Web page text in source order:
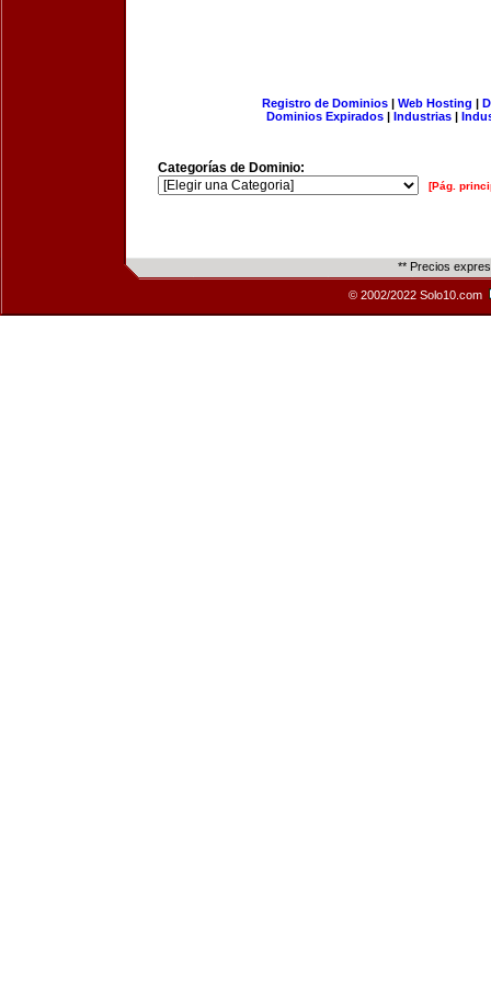
Registro de Dominios| Web Hosting |
Dominios Expirados | Industrias |
Categorías de Dominio:
[Pág.
** Precios
© 2002/2022 Solo10.com